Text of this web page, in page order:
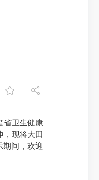
 
省卫生健康
，现将大田
期间，欢迎